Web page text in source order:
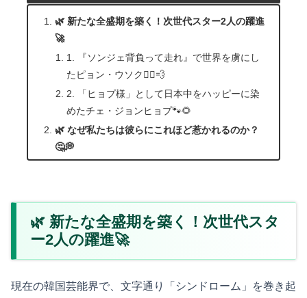
🌿 新たな全盛期を築く！次世代スター2人の躍進
🚀
1. 『ソンジェ背負って走れ』で世界を虜にし
たピョン・ウソク🏃‍♂️💨
2. 「ヒョプ様」として日本中をハッピーに染
めたチェ・ジョンヒョプ🐾🌻
🌿 なぜ私たちは彼らにこれほど惹かれるのか？
🤔💭
🌿 新たな全盛期を築く！次世代スタ
ー2人の躍進🚀
現在の韓国芸能界で、文字通り「シンドローム」を巻き起